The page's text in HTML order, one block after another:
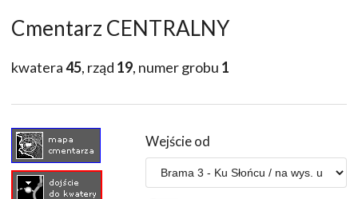
Cmentarz CENTRALNY
kwatera45, rząd 19, numer grobu 1
Wejście od